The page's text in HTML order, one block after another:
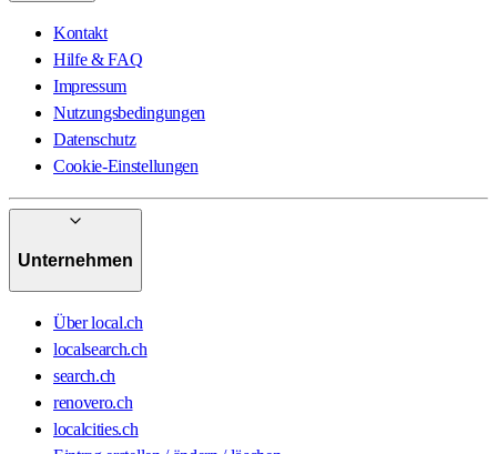
Kontakt
Hilfe & FAQ
Impressum
Nutzungsbedingungen
Datenschutz
Cookie-Einstellungen
Unternehmen
Über local.ch
localsearch.ch
search.ch
renovero.ch
localcities.ch